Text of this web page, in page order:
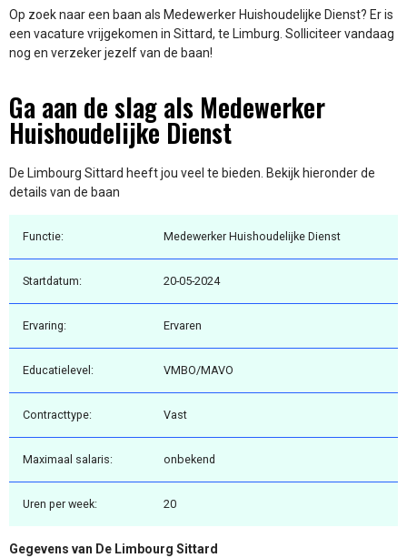
Op zoek naar een baan als Medewerker Huishoudelijke Dienst? Er is
een vacature vrijgekomen in Sittard, te Limburg. Solliciteer vandaag
nog en verzeker jezelf van de baan!
Ga aan de slag als Medewerker
Huishoudelijke Dienst
De Limbourg Sittard heeft jou veel te bieden. Bekijk hieronder de
details van de baan
Functie: Medewerker Huishoudelijke Dienst
Startdatum: 20-05-2024
Ervaring: Ervaren
Educatielevel: VMBO/MAVO
Contracttype: Vast
Maximaal salaris: onbekend
Uren per week: 20
Gegevens van De Limbourg Sittard